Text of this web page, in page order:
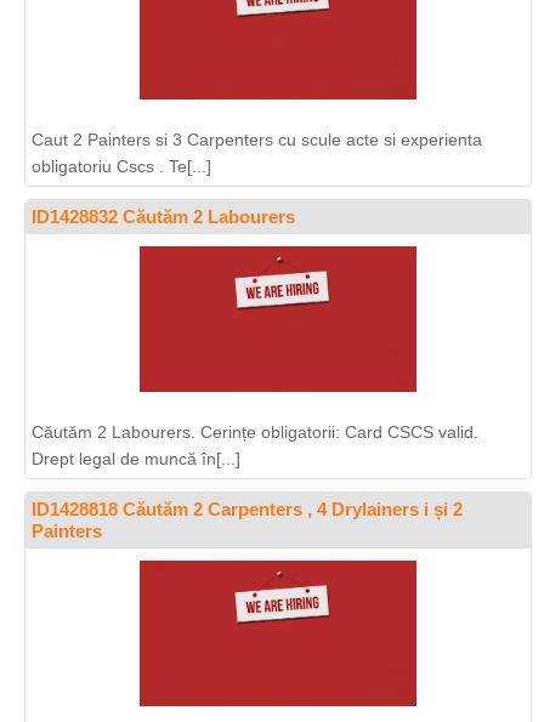
Caut 2 Painters si 3 Carpenters cu scule acte si experienta
obligatoriu Cscs . Te[...]
ID1428832 Căutăm 2 Labourers
Căutăm 2 Labourers. Cerințe obligatorii: Card CSCS valid.
Drept legal de muncă în[...]
ID1428818 Căutăm 2 Carpenters , 4 Drylainers i și 2
Painters